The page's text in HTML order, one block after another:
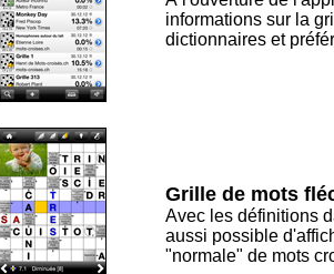
informations sur la
dictionnaires et
Grille de mots
Avec les définitions
aussi possible
"normale" de mots